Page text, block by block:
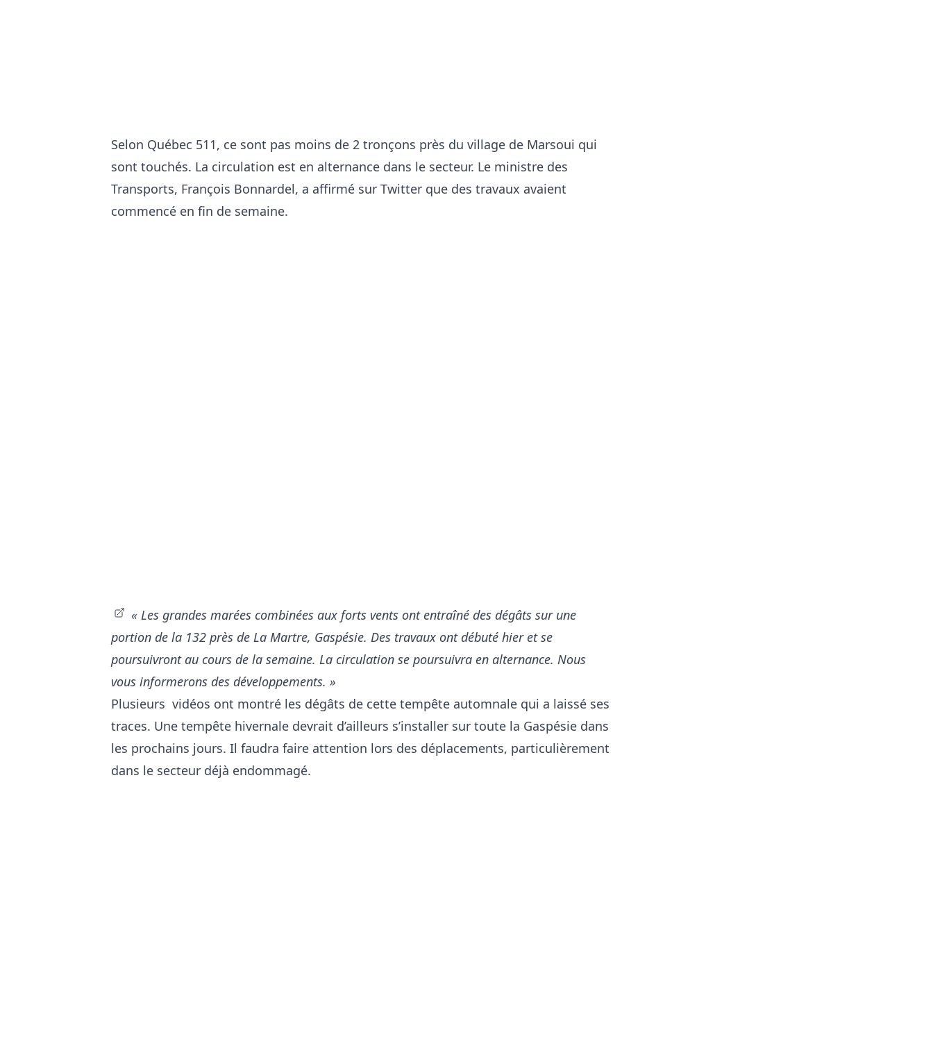
Selon Québec 511, ce sont pas moins de 2 tronçons près du village de Marsoui qui
sont touchés. La circulation est en alternance dans le secteur. Le ministre des
Transports, François Bonnardel, a affirmé sur Twitter que des travaux avaient
commencé en fin de semaine.
« Les grandes marées combinées aux forts vents ont entraîné des dégâts sur une
portion de la 132 près de La Martre, Gaspésie. Des travaux ont débuté hier et se
poursuivront au cours de la semaine. La circulation se poursuivra en alternance. Nous
vous informerons des développements. »
Plusieurs vidéos ont montré les dégâts de cette tempête automnale qui a laissé ses
traces. Une tempête hivernale devrait d’ailleurs s’installer sur toute la Gaspésie dans
les prochains jours. Il faudra faire attention lors des déplacements, particulièrement
dans le secteur déjà endommagé.